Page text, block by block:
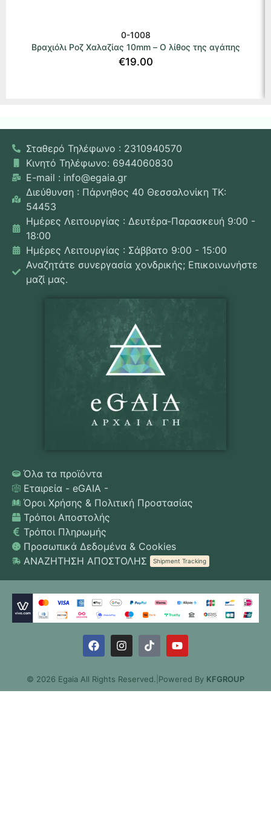
0-1008
Βραχιόλι Ροζ Χαλαζίας 10mm – Ο λίθος της αγάπης
€19.00
Σταθερό Τηλέφωνο : 2310940570
Κινητό Τηλέφωνο: 6944060830
E-mail : info@egaia.gr
Διεύθυνση : Πάρνηθος 40 Θεσσαλονίκη ΤΚ:
54453
Ημέρες Λειτουργίας : Δευτέρα-Παρασκευή 9:00 -
18:00
Ημέρες Λειτουργίας : Σάββατο 9:00 - 15:00
Αναζητάτε συνεργασία χονδρικής; Επικοινωνήστε
μαζί μας.
Όλα τα προϊόντα
Εταιρεία - eGAIA -
Όροι Χρήσης & Πολιτική Προστασίας
Τρόποι Αποστολής
Τρόποι Πληρωμής
Προσωπικά Δεδομένα & Cookies
ΑΝΑΖΗΤΗΣΗ ΑΠΟΣΤΟΛΗΣ
Shipment Tracking
© 2026 Egaia All Rights Reserved. Powered By KFGROUP